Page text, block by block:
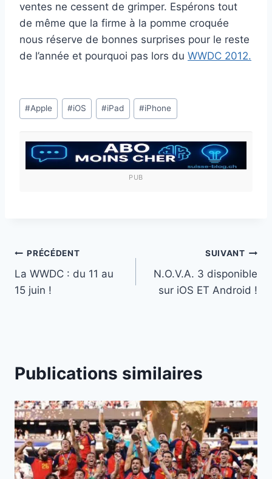
ventes ne cessent de grimper. Espérons tout
de même que la firme à la pomme croquée
nous réserve de bonnes surprises pour le reste
de l’année et pourquoi pas lors du WWDC 2012.
Étiquettes
de
publication :
#Apple #iOS #iPad #iPhone
PUB
Navigation
de
PRÉCÉDENT
La WWDC : du 11 au
15 juin !
SUIVANT
N.O.V.A. 3 disponible
sur iOS ET Android !
Publications similaires